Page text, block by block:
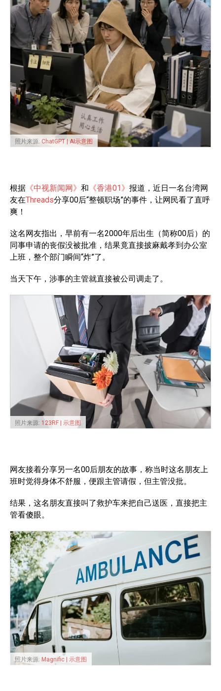
照片来源: ChatGPT | AI示意图
根据 《中视新闻网》 和 《香港01》 报道，近日一名台湾网
友在Threads分享00后“整顿职场”的事件，让网民看了直呼
爽！
这名网友指出，早前有一名2000年后出生（简称00后）的
同事申请的丧假没被批准，结果竟直接披麻戴孝到办公室
上班，整个部门瞬间“炸”了。
当天下午，涉事的主管就直接被公司调走了。
照片来源: 123RF | 示意图
网友接着分享另一名00后朋友的故事，称当时这名朋友上
班时觉得身体不舒服，便跟主管请假，但主管没批。
结果，这名朋友直接叫了救护车来把自己送医，直接把主
管看傻眼。
照片来源: Magnific | 示意图